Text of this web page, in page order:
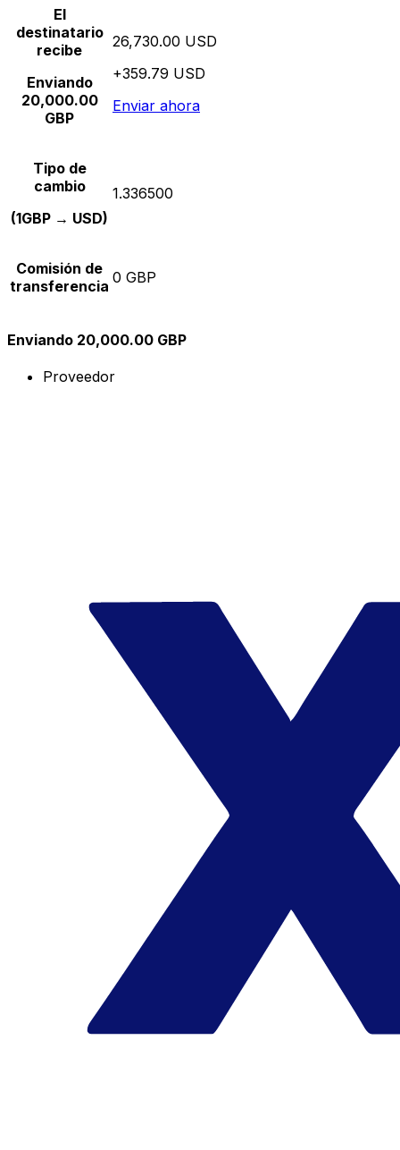
El
destinatario
recibe
Enviando
20,000.00
GBP
26,730.00 USD
+359.79 USD
Enviar ahora
Tipo de
cambio
(1GBP → USD)
1.336500
Comisión de
transferencia 0 GBP
Enviando 20,000.00 GBP
Proveedor